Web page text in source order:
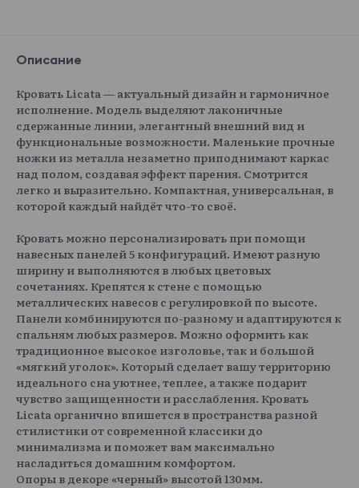
Описание
Кровать Licata — актуальный дизайн и гармоничное
исполнение. Модель выделяют лаконичные
сдержанные линии, элегантный внешний вид и
функциональные возможности. Маленькие прочные
ножки из металла незаметно приподнимают каркас
над полом, создавая эффект парения. Смотрится
легко и выразительно. Компактная, универсальная, в
которой каждый найдёт что-то своё.
Кровать можно персонализировать при помощи
навесных панелей 5 конфигураций. Имеют разную
ширину и выполняются в любых цветовых
сочетаниях. Крепятся к стене с помощью
металлических навесов с регулировкой по высоте.
Панели комбинируются по-разному и адаптируются к
спальням любых размеров. Можно оформить как
традиционное высокое изголовье, так и большой
«мягкий уголок». Который сделает вашу территорию
идеального сна уютнее, теплее, а также подарит
чувство защищенности и расслабления. Кровать
Licata органично впишется в пространства разной
стилистики от современной классики до
минимализма и поможет вам максимально
насладиться домашним комфортом.
Опоры в декоре «черный» высотой 130мм.